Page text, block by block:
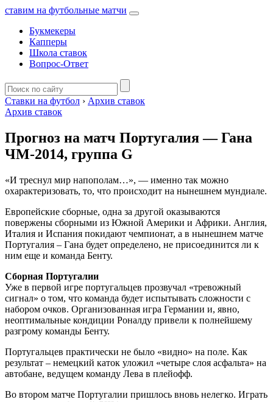
ставим на футбольные матчи
Букмекеры
Капперы
Школа ставок
Вопрос-Ответ
Ставки на футбол › Архив ставок
Архив ставок
Прогноз на матч Португалия — Гана
ЧМ-2014, группа G
«И треснул мир напополам…», — именно так можно
охарактеризовать, то, что происходит на нынешнем мундиале.
Европейские сборные, одна за другой оказываются
повержены сборными из Южной Америки и Африки. Англия,
Италия и Испания покидают чемпионат, а в нынешнем матче
Португалия – Гана будет определено, не присоединится ли к
ним еще и команда Бенту.
Сборная Португалии
Уже в первой игре португальцев прозвучал «тревожный
сигнал» о том, что команда будет испытывать сложности с
набором очков. Организованная игра Германии и, явно,
неоптимальные кондиции Роналду привели к полнейшему
разгрому команды Бенту.
Португальцев практически не было «видно» на поле. Как
результат – немецкий каток уложил «четыре слоя асфальта» на
автобане, ведущем команду Лева в плейофф.
Во втором матче Португалии пришлось вновь нелегко. Играть